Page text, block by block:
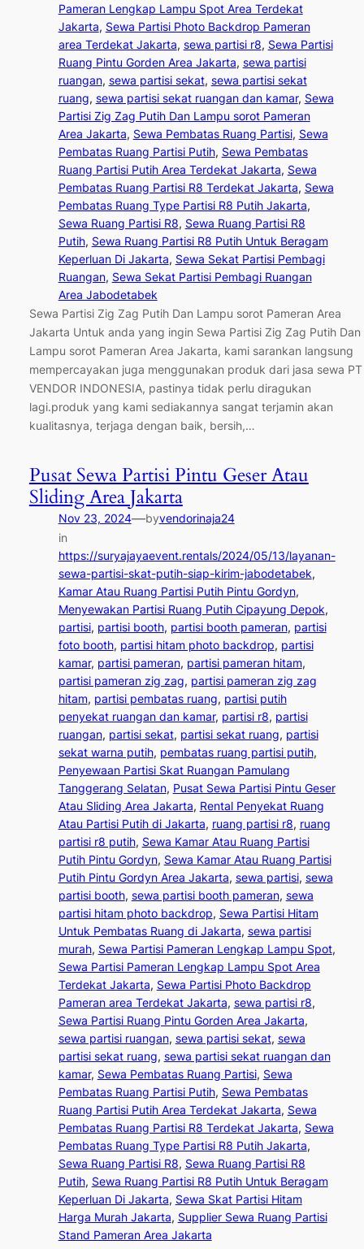
Pameran Lengkap Lampu Spot Area Terdekat
Jakarta, Sewa Partisi Photo Backdrop Pameran
area Terdekat Jakarta, sewa partisi r8, Sewa Partisi
Ruang Pintu Gorden Area Jakarta, sewa partisi
ruangan, sewa partisi sekat, sewa partisi sekat
ruang, sewa partisi sekat ruangan dan kamar, Sewa
Partisi Zig Zag Putih Dan Lampu sorot Pameran
Area Jakarta, Sewa Pembatas Ruang Partisi, Sewa
Pembatas Ruang Partisi Putih, Sewa Pembatas
Ruang Partisi Putih Area Terdekat Jakarta, Sewa
Pembatas Ruang Partisi R8 Terdekat Jakarta, Sewa
Pembatas Ruang Type Partisi R8 Putih Jakarta
Sewa Ruang Partisi R8, Sewa Ruang Partisi R8
Putih, Sewa Ruang Partisi R8 Putih Untuk Beragam
Keperluan Di Jakarta, Sewa Sekat Partisi Pembagi
Ruangan, Sewa Sekat Partisi Pembagi Ruangan
Area Jabodetabek
Sewa Partisi Zig Zag Putih Dan Lampu sorot Pameran Area
Jakarta Untuk anda yang ingin Sewa Partisi Zig Zag Putih Dan
Lampu sorot Pameran Area Jakarta, kami sarankan langsung
mempercayakan juga menggunakan produk dari jasa sewa PT
VENDOR INDONESIA, pastinya tidak perlu diragukan
lagi.produk yang kami sediakannya sangat terjamin akan
kualitasnya, terjaga dengan baik, bersih,…
Pusat Sewa Partisi Pintu Geser Atau
Sliding Area Jakarta
Nov 23, 2024—byvendorinaja24
in
https://suryajayaevent.rentals/2024/05/13/layanan-
sewa-partisi-skat-putih-siap-kirim-jabodetabek
Kamar Atau Ruang Partisi Putih Pintu Gordyn
Menyewakan Partisi Ruang Putih Cipayung Depok
partisi, partisi booth, partisi booth pameran, partisi
foto booth, partisi hitam photo backdrop, partisi
kamar, partisi pameran, partisi pameran hitam
partisi pameran zig zag, partisi pameran zig zag
hitam, partisi pembatas ruang, partisi putih
penyekat ruangan dan kamar, partisi r8, partisi
ruangan, partisi sekat, partisi sekat ruang, partisi
sekat warna putih, pembatas ruang partisi putih
Penyewaan Partisi Skat Ruangan Pamulang
Tanggerang Selatan, Pusat Sewa Partisi Pintu Geser
Atau Sliding Area Jakarta, Rental Penyekat Ruang
Atau Partisi Putih di Jakarta, ruang partisi r8, ruang
partisi r8 putih, Sewa Kamar Atau Ruang Partisi
Putih Pintu Gordyn, Sewa Kamar Atau Ruang Partisi
Putih Pintu Gordyn Area Jakarta, sewa partisi, sewa
partisi booth, sewa partisi booth pameran, sewa
partisi hitam photo backdrop, Sewa Partisi Hitam
Untuk Pembatas Ruang di Jakarta, sewa partisi
murah, Sewa Partisi Pameran Lengkap Lampu Spot
Sewa Partisi Pameran Lengkap Lampu Spot Area
Terdekat Jakarta, Sewa Partisi Photo Backdrop
Pameran area Terdekat Jakarta, sewa partisi r8
Sewa Partisi Ruang Pintu Gorden Area Jakarta
sewa partisi ruangan, sewa partisi sekat, sewa
partisi sekat ruang, sewa partisi sekat ruangan dan
kamar, Sewa Pembatas Ruang Partisi, Sewa
Pembatas Ruang Partisi Putih, Sewa Pembatas
Ruang Partisi Putih Area Terdekat Jakarta, Sewa
Pembatas Ruang Partisi R8 Terdekat Jakarta, Sewa
Pembatas Ruang Type Partisi R8 Putih Jakarta
Sewa Ruang Partisi R8, Sewa Ruang Partisi R8
Putih, Sewa Ruang Partisi R8 Putih Untuk Beragam
Keperluan Di Jakarta, Sewa Skat Partisi Hitam
Harga Murah Jakarta, Supplier Sewa Ruang Partisi
Stand Pameran Area Jakarta